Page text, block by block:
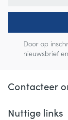
Door op
nieuwsbrief
Contacteer
Nuttige links